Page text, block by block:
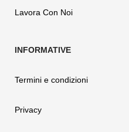
Lavora Con Noi
Termini e condizioni
Privacy